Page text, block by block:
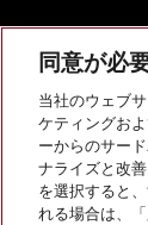
同意が必
当社のウェブ
ケティングお
ーからのサー
ナライズと改
を選択すると
れる場合は、